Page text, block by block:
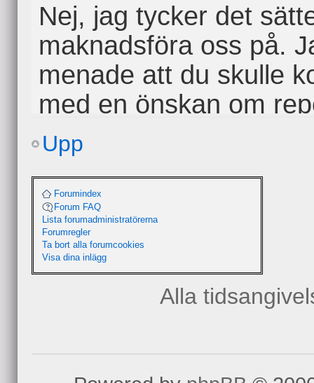
Nej, jag tycker det
maknadsföra oss på.
menade att du skulle
med en önskan om
intervju i partiets
diskussionen om vad
sortens initiativ. Jag
mediabitar kan vara
talespersoner som är
upp i mediaintervjuer.
lokalavd.skåne
Upp
Forumindex
Forum FAQ
Lista forumadministratörerna
Forumregler
Ta bort alla forumcookies
Visa dina inlägg
Alla